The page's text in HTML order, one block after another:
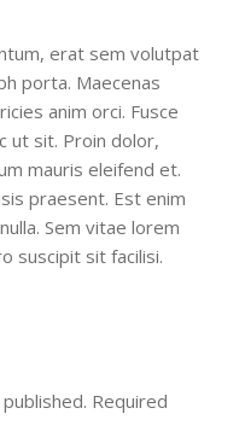
erat sem volutpat
porta. Maecenas
anim orci. Fusce
ut sit. Proin dolor,
mauris eleifend et.
praesent. Est enim
Sem vitae lorem
suscipit sit facilisi.
Required